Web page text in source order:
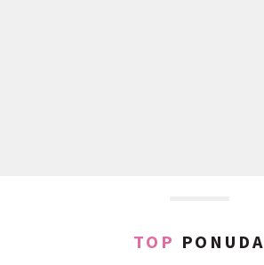
TOP PONUDA